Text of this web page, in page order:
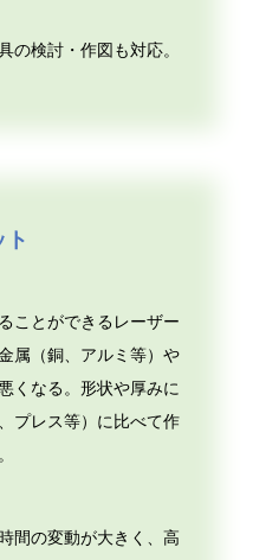
の検討・作図も対応。
ト
ことができるレーザー
属（銅、アルミ等）や
くなる。形状や厚みに
プレス等）に比べて作
間の変動が大きく、高